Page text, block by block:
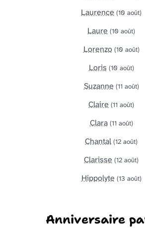
Laurence (10 août)
Laure (10 août)
Lorenzo (10 août)
Loris (10 août)
Suzanne (11 août)
Claire (11 août)
Clara (11 août)
Chantal (12 août)
Clarisse (12 août)
Hippolyte (13 août)
Anniversaire